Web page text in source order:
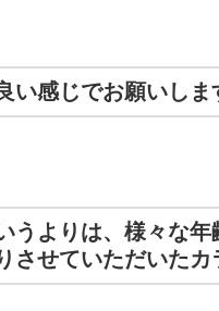
い感じでお願いしま
うよりは、様々な
せていただいたカ